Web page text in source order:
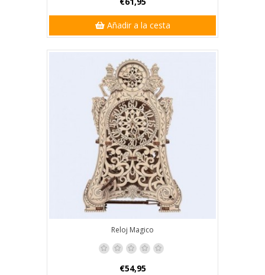
Añadir a la cesta
Reloj Magico
€54,95